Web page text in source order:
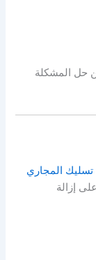
حل المشكلة
تسليك المجاري
إزالة